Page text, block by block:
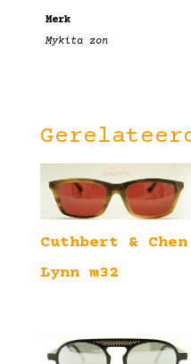
Merk
Mykita zon
Cuthbert & Chen
Lynn m32